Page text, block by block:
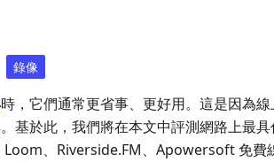
錄像
時，它們通常更省事、更好用。這是因為
基於此，我們將在本文中評測網路上最
、Riverside.FM、Apowersoft 免費